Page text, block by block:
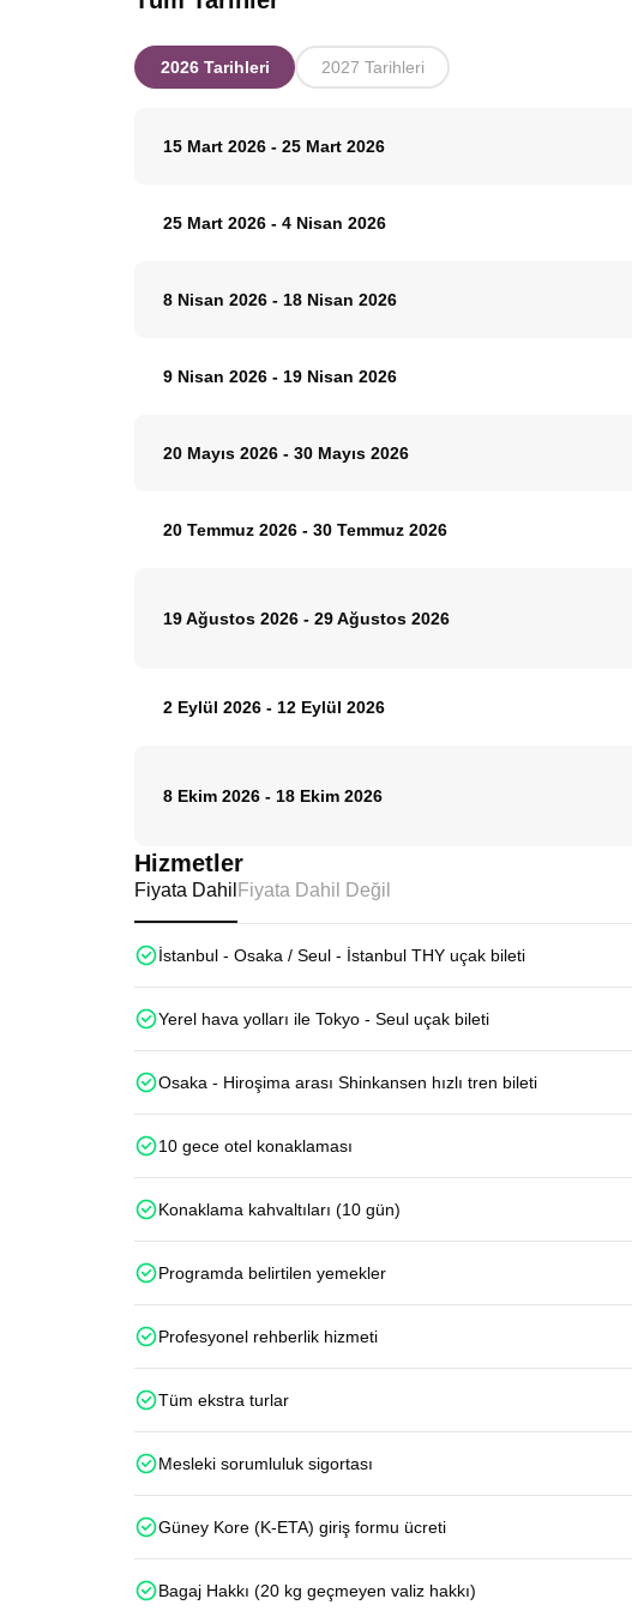
2026 Tarihleri 2027 Tarihleri
15 Mart 2026 - 25 Mart 2026
25 Mart 2026 - 4 Nisan 2026
8 Nisan 2026 - 18 Nisan 2026
9 Nisan 2026 - 19 Nisan 2026
20 Mayıs 2026 - 30 Mayıs 2026
20 Temmuz 2026 - 30 Temmuz 2026
19 Ağustos 2026 - 29 Ağustos 2026
2 Eylül 2026 - 12 Eylül 2026
8 Ekim 2026 - 18 Ekim 2026
Hizmetler
Fiyata Dahil Fiyata Dahil Değil
İstanbul - Osaka / Seul - İstanbul THY uçak bileti
Yerel hava yolları ile Tokyo - Seul uçak bileti
Osaka - Hiroşima arası Shinkansen hızlı tren bileti
10 gece otel konaklaması
Konaklama kahvaltıları (10 gün)
Programda belirtilen yemekler
Profesyonel rehberlik hizmeti
Tüm ekstra turlar
Mesleki sorumluluk sigortası
Güney Kore (K-ETA) giriş formu ücreti
Bagaj Hakkı (20 kg geçmeyen valiz hakkı)